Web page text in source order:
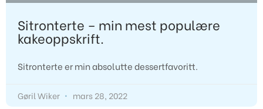
Sitronterte – min mest populære
kakeoppskrift.
Sitronterte er min absolutte dessertfavoritt.
Gøril Wiker mars 28, 2022